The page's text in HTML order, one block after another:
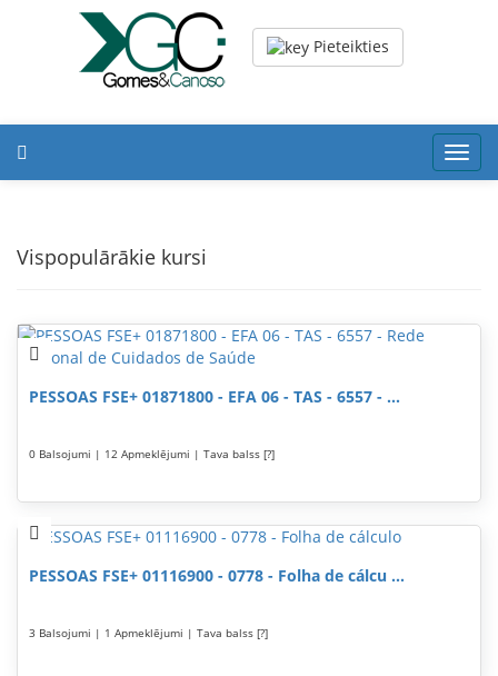
Pieteikties
Vispopulārākie kursi
PESSOAS FSE+ 01871800 - EFA 06 - TAS - 6557 - ...
0 Balsojumi | 12 Apmeklējumi | Tava balss [?]
PESSOAS FSE+ 01116900 - 0778 - Folha de cálcu ...
3 Balsojumi | 1 Apmeklējumi | Tava balss [?]